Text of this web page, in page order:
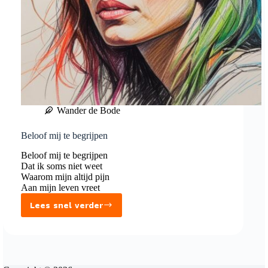
Wander de Bode
Beloof mij te begrijpen
Beloof mij te begrijpen
Dat ik soms niet weet
Waarom mijn altijd pijn
Aan mijn leven vreet
Lees snel verder
Beloof